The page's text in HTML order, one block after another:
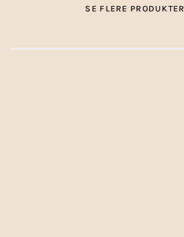
SE FLERE PRODUKTER